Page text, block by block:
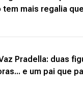
tem mais regalia
Pradella: duas
e um pai que